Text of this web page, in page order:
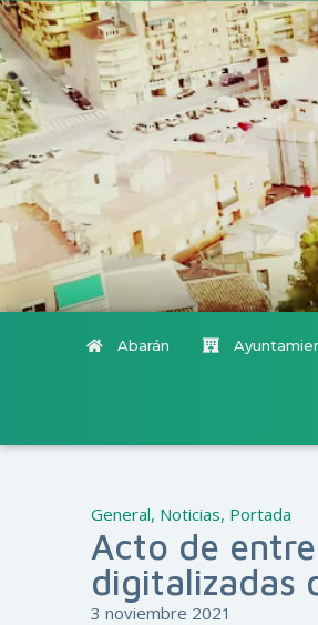
Abarán
General, Noticias, Portada
Acto de
digitalizadas
3 noviembre 2021